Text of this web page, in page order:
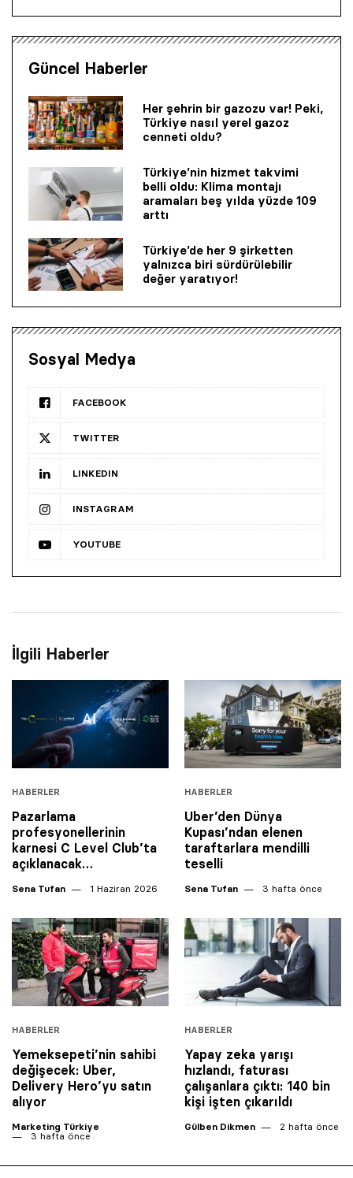
Güncel Haberler
Her şehrin bir gazozu var! Peki,
Türkiye nasıl yerel gazoz
cenneti oldu?
Türkiye’nin hizmet takvimi
belli oldu: Klima montajı
aramaları beş yılda yüzde 109
arttı
Türkiye’de her 9 şirketten
yalnızca biri sürdürülebilir
değer yaratıyor!
Sosyal Medya
FACEBOOK
TWITTER
LINKEDIN
INSTAGRAM
YOUTUBE
İlgili Haberler
HABERLER
Pazarlama
profesyonellerinin
karnesi C Level Club’ta
açıklanacak…
Sena Tufan 1 Haziran 2026
HABERLER
Uber’den Dünya
Kupası’ndan elenen
taraftarlara mendilli
teselli
Sena Tufan 3 hafta önce
HABERLER
Yemeksepeti’nin sahibi
değişecek: Uber,
Delivery Hero’yu satın
alıyor
Marketing Türkiye
3 hafta önce
HABERLER
Yapay zeka yarışı
hızlandı, faturası
çalışanlara çıktı: 140 bin
kişi işten çıkarıldı
Gülben Dikmen 2 hafta önce